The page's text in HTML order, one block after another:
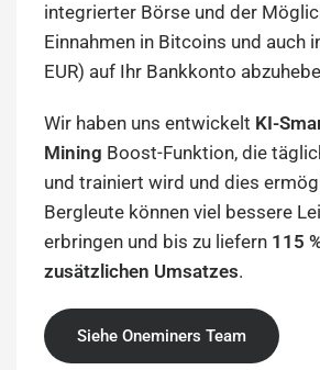
integrierter Börse und der
Einnahmen in Bitcoins und auch
EUR) auf Ihr Bankkonto
Wir haben uns entwickelt KI-
Mining Boost-Funktion, die
und trainiert wird und dies
Bergleute können viel bessere
erbringen und bis zu liefern 115
zusätzlichen Umsatzes.
Siehe Oneminers Team